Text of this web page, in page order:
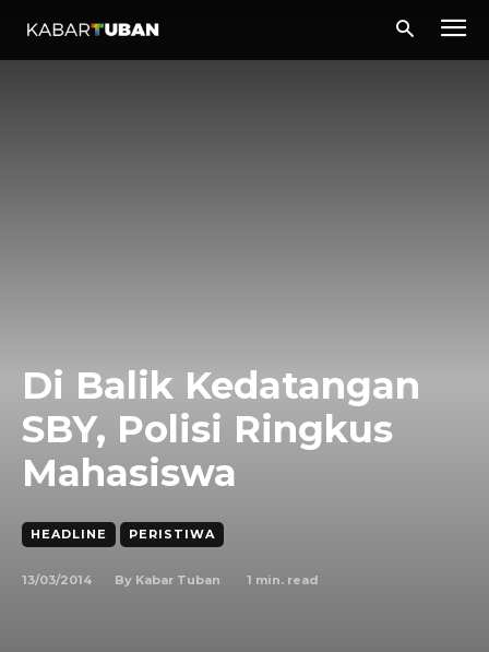
Di Balik Kedatangan
SBY, Polisi Ringkus
Mahasiswa
HEADLINE PERISTIWA
13/03/2014 By Kabar Tuban 1 min. read